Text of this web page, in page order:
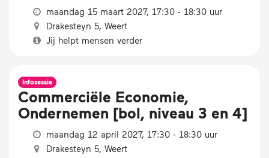
maandag 15 maart 2027, 17:30 - 18:30 uur
Drakesteyn 5, Weert
Jij helpt mensen verder
Infosessie
Commerciële Economie,
Ondernemen [bol, niveau 3 en 4]
maandag 12 april 2027, 17:30 - 18:30 uur
Drakesteyn 5, Weert